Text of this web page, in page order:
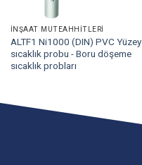
İNŞAAT MÜTEAHHITLERI
ALTF1 Ni1000 (DIN) PVC Yüzey
sıcaklık probu - Boru döşeme
sıcaklık probları